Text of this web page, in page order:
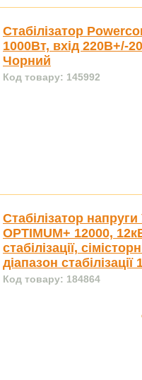
Стабілізатор
1000Вт, вхід 220В+/-
Чорний
Код товару: 145992
Стабілізатор
OPTIMUM+ 12000,
стабілізації,
діапазон стабілізації
Код товару: 184864